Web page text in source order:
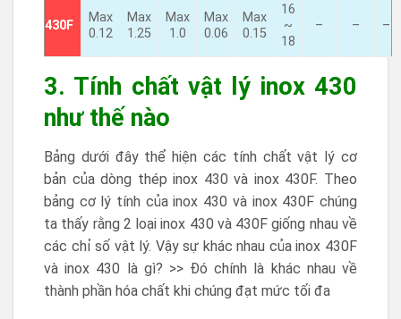
430F
Max
0.12
Max
1.25
Max
1.0
Max
0.06
Max
0.15
16
~
18
– – –
3. Tính chất vật lý inox 430
như thế nào
Bảng dưới đây thể hiện các tính chất vật lý cơ
bản của dòng thép inox 430 và inox 430F. Theo
bảng cơ lý tính của inox 430 và inox 430F chúng
ta thấy rằng 2 loại inox 430 và 430F giống nhau về
các chỉ số vật lý. Vậy sự khác nhau của inox 430F
và inox 430 là gì? >> Đó chính là khác nhau về
thành phần hóa chất khi chúng đạt mức tối đa